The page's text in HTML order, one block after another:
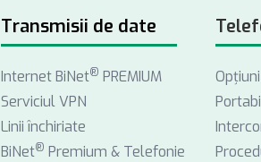
Transmisii de date
Internet BiNet® PREMIUM
Serviciul VPN
Linii închiriate
BiNet® Premium & Telefonie